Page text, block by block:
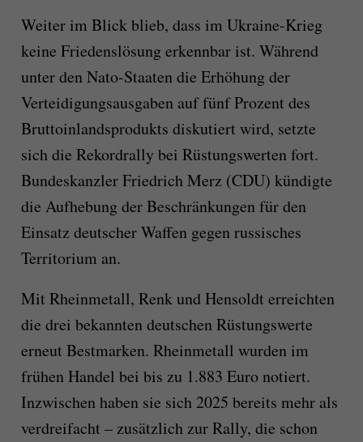
Weiter im Blick blieb, dass im Ukraine-Krieg
keine Friedenslösung erkennbar ist. Während
unter den Nato-Staaten die Erhöhung der
Verteidigungsausgaben auf fünf Prozent des
Bruttoinlandsprodukts diskutiert wird, setzte
sich die Rekordrally bei Rüstungswerten fort.
Bundeskanzler Friedrich Merz (CDU) kündigte
die Aufhebung der Beschränkungen für den
Einsatz deutscher Waffen gegen russisches
Territorium an.
Mit Rheinmetall, Renk und Hensoldt erreichten
die drei bekannten deutschen Rüstungswerte
erneut Bestmarken. Rheinmetall wurden im
frühen Handel bei bis zu 1.883 Euro notiert.
Inzwischen haben sie sich 2025 bereits mehr als
verdreifacht – zusätzlich zur Rally, die schon